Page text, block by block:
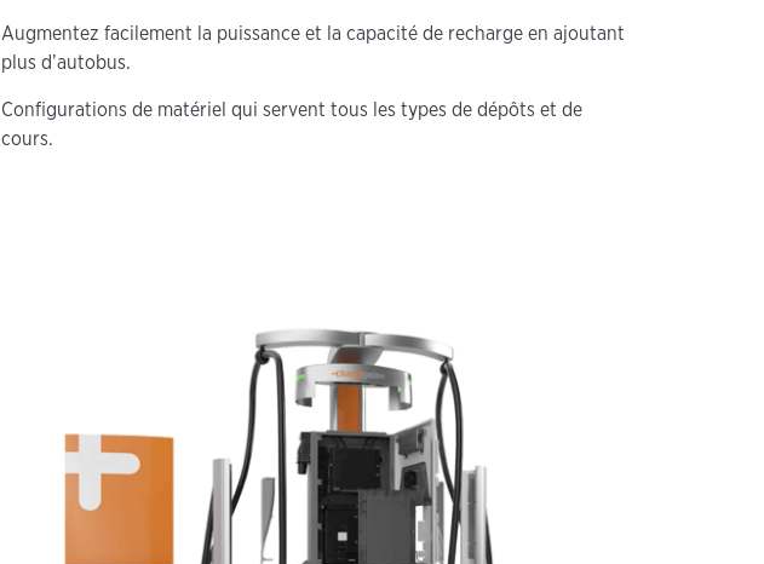
Augmentez facilement la puissance et la capacité de recharge en ajoutant
plus d’autobus.
Configurations de matériel qui servent tous les types de dépôts et de
cours.